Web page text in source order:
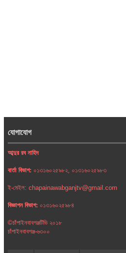
যোগাযোগ
আব্দুর রব নাহিদ
বার্তা বিভাগ: ০১৩১৬০২৫৯৮২, ০১৩১৬০২৫৯৮৩
ই-মেইল: chapainawabganjtv@gmail.com
বিজ্ঞাপন বিভাগ: ০১৩১৬০২৫৯৮৪
©চাঁপাইনবাবগঞ্জটিভি ২০১৮
চাঁপাইনবাবগঞ্জ-৬৩০০